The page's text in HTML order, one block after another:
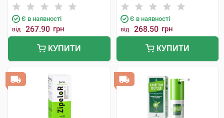
Анжеліні Франческо
Є в наявності
від 267.90 грн
КУПИТИ
Є в наявності
від 268.50 грн
КУПИТИ